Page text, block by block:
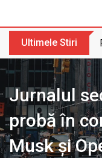
Ultimele Stiri
Jurnalul
probă în
Musk și